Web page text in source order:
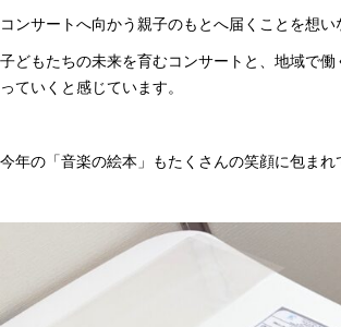
コンサートへ向かう親子のもとへ届くことを想
子どもたちの未来を育むコンサートと、地域で
っていくと感じています。
今年の「音楽の絵本」もたくさんの笑顔に包まれ